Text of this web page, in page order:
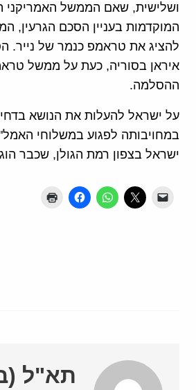
ושלישית, שאם הממשל האמריקני
המוקדמות בעניין הסכם הגרעין,
להציג את טראמפ כנמר של נייר.
איראן בסוריה, כעת על ממשל
ההסלמה.
על ישראל להעלות את הנושא
במחויבותה לפגוע במשלוחי
ישראל בצפון רמת הגולן, שכבר
תא"ל